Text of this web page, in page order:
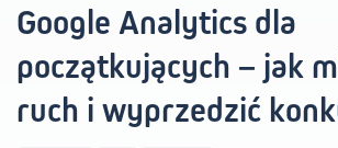
Google Analytics dla
początkujących – jak
ruch i wyprzedzić